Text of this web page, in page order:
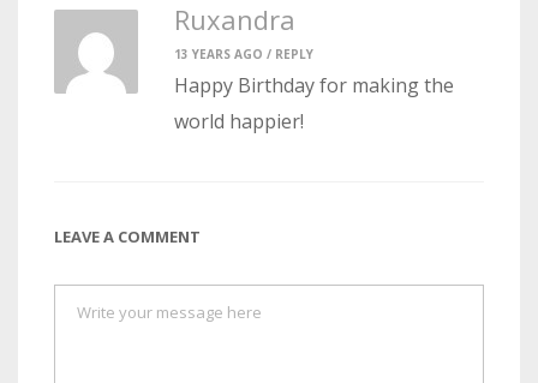
Ruxandra
13 YEARS AGO / REPLY
Happy Birthday for making the
world happier!
LEAVE A COMMENT